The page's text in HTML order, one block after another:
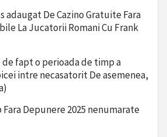
adaugat De Cazino Gratuite Fara
La Jucatorii Romani Cu Frank
fapt o perioada de timp a
intre necasatorit De asemenea,
Fara Depunere 2025 nenumarate